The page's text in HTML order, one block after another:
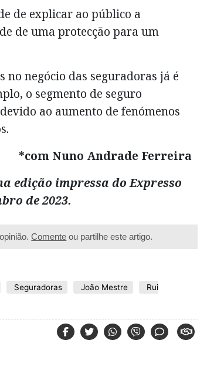
de explicar ao público a
de uma protecção para um
no negócio das seguradoras já é
o segmento de seguro
ao aumento de fenómenos
*com Nuno Andrade Ferreira
edição impressa do Expresso
de 2023.
Comente ou partilhe este artigo.
Seguradoras João Mestre
Rui